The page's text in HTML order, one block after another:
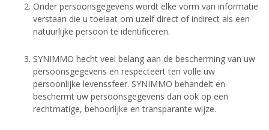
Onder persoonsgegevens wordt elke vorm van informatie
verstaan die u toelaat om uzelf direct of indirect als een
natuurlijke persoon te identificeren.
SYNIMMO hecht veel belang aan de bescherming van uw
persoonsgegevens en respecteert ten volle uw
persoonlijke levenssfeer. SYNIMMO behandelt en
beschermt uw persoonsgegevens dan ook op een
rechtmatige, behoorlijke en transparante wijze.